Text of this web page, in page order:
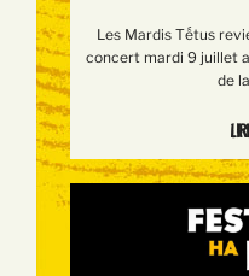
Les Mardis Tếtus
concert mardi 9 juillet
de